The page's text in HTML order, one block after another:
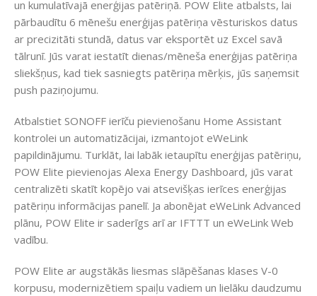
un kumulatīvajā enerģijas patēriņā. POW Elite atbalsts, lai
pārbaudītu 6 mēnešu enerģijas patēriņa vēsturiskos datus
ar precizitāti stundā, datus var eksportēt uz Excel savā
tālrunī. Jūs varat iestatīt dienas/mēneša enerģijas patēriņa
sliekšņus, kad tiek sasniegts patēriņa mērķis, jūs saņemsit
push paziņojumu.
Atbalstiet SONOFF ierīču pievienošanu Home Assistant
kontrolei un automatizācijai, izmantojot eWeLink
papildinājumu. Turklāt, lai labāk ietaupītu enerģijas patēriņu,
POW Elite pievienojas Alexa Energy Dashboard, jūs varat
centralizēti skatīt kopējo vai atsevišķas ierīces enerģijas
patēriņu informācijas panelī. Ja abonējat eWeLink Advanced
plānu, POW Elite ir saderīgs arī ar IFTTT un eWeLink Web
vadību.
POW Elite ar augstākās liesmas slāpēšanas klases V-0
korpusu, modernizētiem spaiļu vadiem un lielāku daudzumu